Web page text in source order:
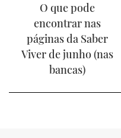
O que pode
encontrar nas
páginas da Saber
Viver de junho (nas
bancas)